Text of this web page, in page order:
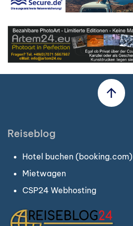
Reiseblog
Hotel buchen (booking.com)
Mietwagen
CSP24 Webhosting